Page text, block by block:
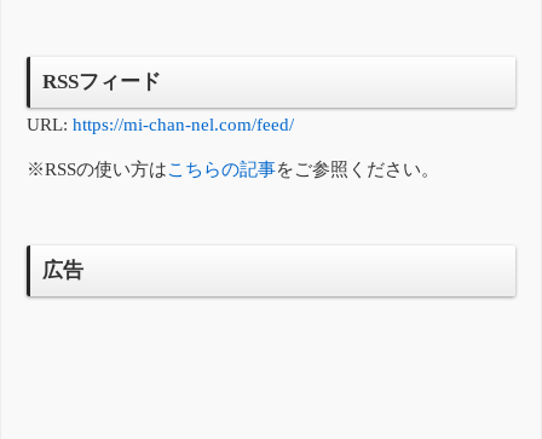
RSSフィード
URL:https://mi-chan-nel.com/feed/
※RSSの使い方はこちらの記事をご参照ください。
広告